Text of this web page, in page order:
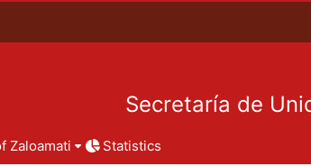
Secretaría de
Zaloamati Statistics